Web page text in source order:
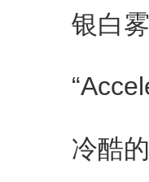
银白雾
冷酷的